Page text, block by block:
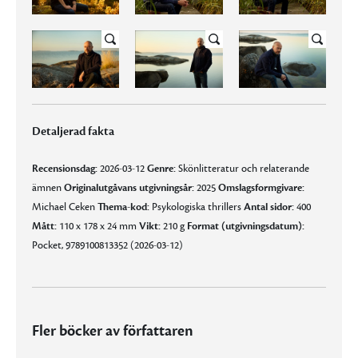
Detaljerad fakta
Recensionsdag:2026-03-12Genre:Skönlitteratur och relaterande
ämnenOriginalutgåvans utgivningsår:2025Omslagsformgivare:
Michael CekenThema-kod: Psykologiska thrillersAntal sidor:400
Mått: 110 x 178 x 24 mmVikt:210 g Format (utgivningsdatum):
Pocket, 9789100813352 (2026-03-12)
Fler böcker av författaren